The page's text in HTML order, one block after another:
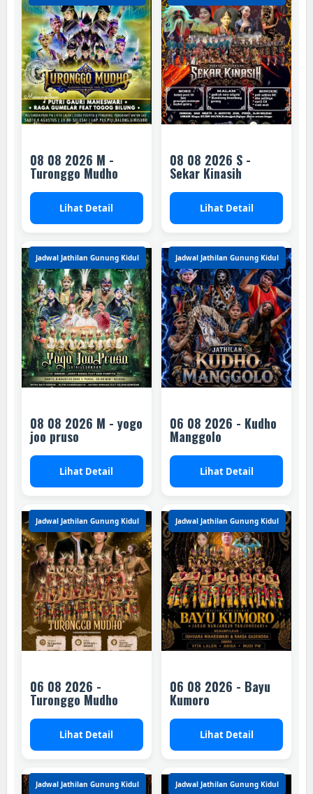
08 08 2026 M -
Turonggo Mudho
Lihat Detail
08 08 2026 S -
Sekar Kinasih
Lihat Detail
Jadwal Jathilan Gunung Kidul
08 08 2026 M - yogo
joo pruso
Lihat Detail
Jadwal Jathilan Gunung Kidul
06 08 2026 - Kudho
Manggolo
Lihat Detail
Jadwal Jathilan Gunung Kidul
06 08 2026 -
Turonggo Mudho
Lihat Detail
Jadwal Jathilan Gunung Kidul
06 08 2026 - Bayu
Kumoro
Lihat Detail
Jadwal Jathilan Gunung Kidul Jadwal Jathilan Gunung Kidul